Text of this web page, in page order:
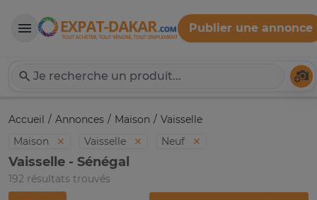
Expat-Dakar
Publier une annonce
Accueil Annonces Maison
Vaisselle
Maison
Vaisselle Neuf
Vaisselle - Sénégal
192 résultats trouvés